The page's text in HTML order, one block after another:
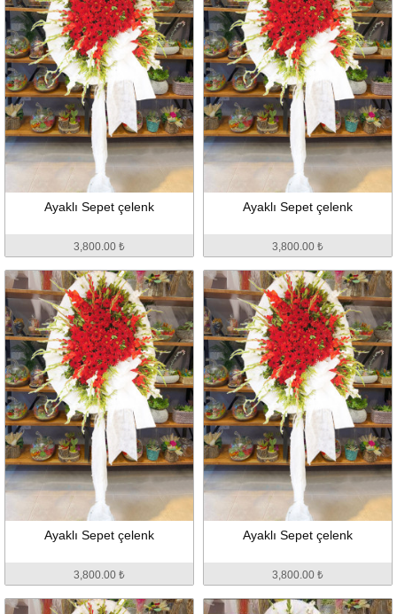
Ayaklı Sepet çelenk
3,800.00 ₺
Ayaklı Sepet çelenk
3,800.00 ₺
Ayaklı Sepet çelenk
3,800.00 ₺
Ayaklı Sepet çelenk
3,800.00 ₺